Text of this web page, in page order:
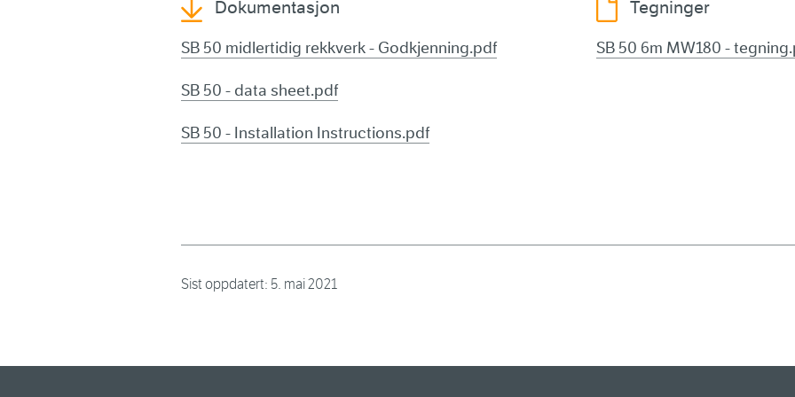
Dokumentasjon
SB 50 midlertidig rekkverk - Godkjenning.pdf
SB 50 - data sheet.pdf
SB 50 - Installation Instructions.pdf
Tegninger
SB 50 6m MW180 -
Sist oppdatert: 5. mai 2021